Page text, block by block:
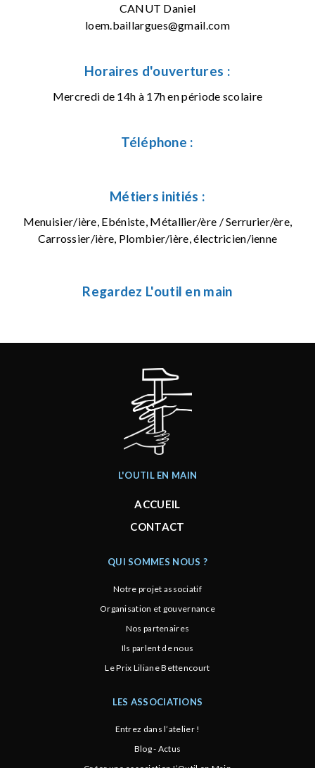
CANUT Daniel
loem.baillargues@gmail.com
Horaires d'ouvertures :
Mercredi de 14h à 17h en période scolaire
Téléphone :
Métiers initiés :
Menuisier/ière, Ebéniste, Métallier/ère / Serrurier/ère,
Carrossier/ière, Plombier/ière, électricien/ienne
Regardez L'outil en main
L'OUTIL EN MAIN
ACCUEIL
CONTACT
QUI SOMMES NOUS ?
Notre projet associatif
Organisation et gouvernance
Nos partenaires
Ils parlent de nous
Le Prix Liliane Bettencourt
LES ASSOCIATIONS
Entrez dans l’atelier !
Blog - Actus